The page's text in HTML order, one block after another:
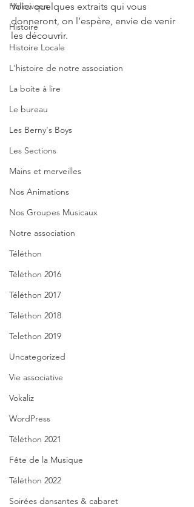
Halloween
Histoire
Histoire Locale
L'histoire de notre association
La boite à lire
Le bureau
Les Berny's Boys
Les Sections
Mains et merveilles
Nos Animations
Nos Groupes Musicaux
Notre association
Téléthon
Téléthon 2016
Téléthon 2017
Téléthon 2018
Telethon 2019
Uncategorized
Vie associative
Vokaliz
WordPress
Téléthon 2021
Fête de la Musique
Téléthon 2022
Soirées dansantes & cabaret
Voici quelques extraits qui vous
donneront, on l’espère, envie de venir
les découvrir.